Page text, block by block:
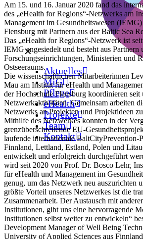
✕
Aktuelles
MiG
Pflege
eHealth
Projekte
Team
Kontakt
Am 15. und 16. Januar 2020 fand das
des „eHealth for Regions“-Netzwerks am
Management im Gesundheitswesen
Flensburg mit Partnern aus der Baltic Sea
Das „eHealth for Regions“-Netzwerk ist
IEMG angesiedelt und besteht aus Partnern
Forschungseinrichtungen, Ministerien und
Ostseeraums.
Die wissenschaftlichen Mitarbeiterinnen
Mau am Institut für eHealth und
der Hochschule Flensburg koordinieren seit
Netzwerkaktivitäten. Gemeinsam arbeiten
Netzwerks an Projekten und Projektideen
Mithilfe des Netzwerkes konnten in der
grenzüberschreitende EU-
laufende internationale BaltCityPrevention-
Finnland, Lettland, Estland, Polen und
entwickelt und erfolgreich durchgeführt
wird seit 2020 von Prof. Dr. Bosco Lehr,
für eHealth und Management im
genug, um das Netzwerk neu auszurichten
größte Vorteil unseres Netzwerkes ist die
Zusammenarbeit. Der Austausch mit
Institutionen, gibt uns eine hervorragende
Institutionen selbst weiter zu entwickeln“
Development Manager of Well Being
University of Applied Sciences aus